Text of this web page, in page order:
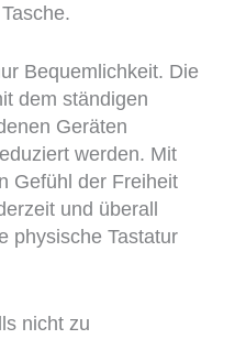
Bequemlichkeit. Die
dem ständigen
Geräten
werden. Mit
Gefühl der Freiheit
und überall
physische Tastatur
nicht zu